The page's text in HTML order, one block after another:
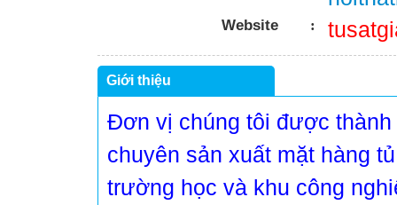
Website :
Giới thiệu
Đơn vị chúng tôi được
chuyên sản xuất mặt hàng
trường học và khu công